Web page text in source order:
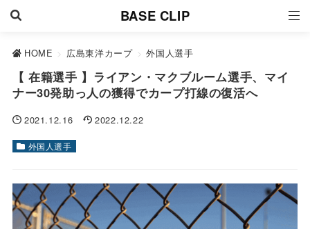
BASE CLIP
HOME > 広島東洋カープ > 外国人選手
【 在籍選手 】ライアン・マクブルーム選手、マイ
ナー30発助っ人の獲得でカープ打線の復活へ
2021.12.16 2022.12.22
外国人選手